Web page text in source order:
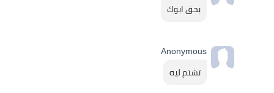
بحق ابوك
Anonymous
تشتم ليه